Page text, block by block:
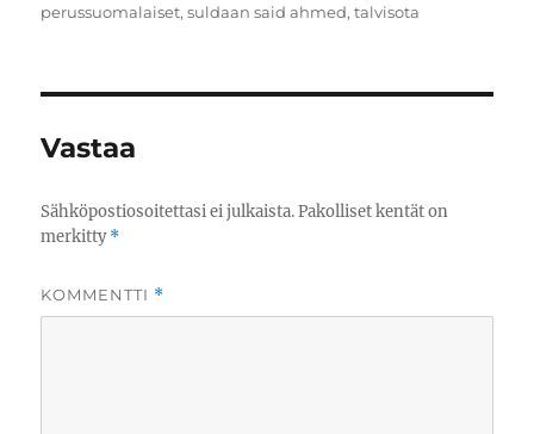
perussuomalaiset,suldaan said ahmed,talvisota
Vastaa
Sähköpostiosoitettasi ei julkaista. Pakolliset kentät on
merkitty*
KOMMENTTI *